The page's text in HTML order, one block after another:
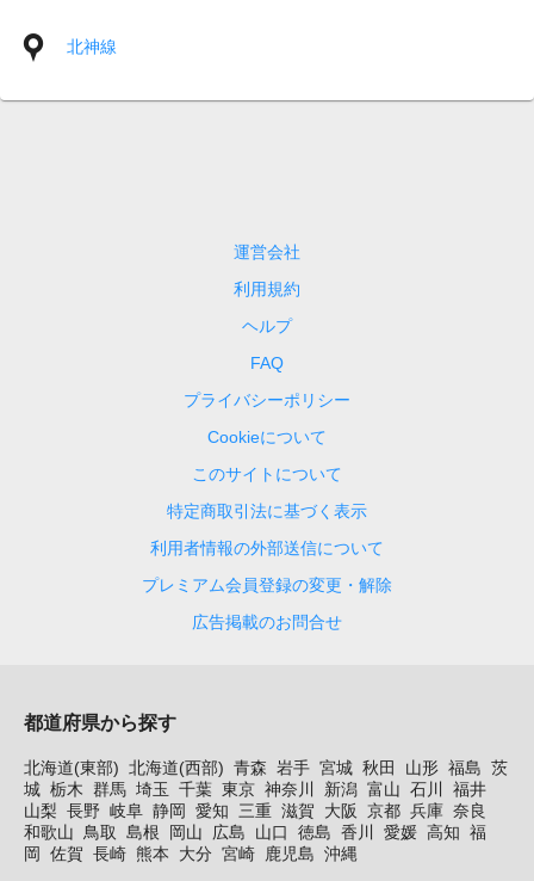
北神線
運営会社
利用規約
ヘルプ
FAQ
プライバシーポリシー
Cookieについて
このサイトについて
特定商取引法に基づく表示
利用者情報の外部送信について
プレミアム会員登録の変更・解除
広告掲載のお問合せ
都道府県から探す
北海道(東部) 北海道(西部) 青森 岩手 宮城 秋田 山形 福島 茨
城 栃木 群馬 埼玉 千葉 東京 神奈川 新潟 富山 石川
福井
山梨 長野 岐阜 静岡 愛知 三重 滋賀 大阪 京都 兵庫 奈良
和歌山
鳥取 島根 岡山 広島 山口 徳島 香川 愛媛 高知 福
岡
佐賀 長崎 熊本 大分 宮崎 鹿児島 沖縄